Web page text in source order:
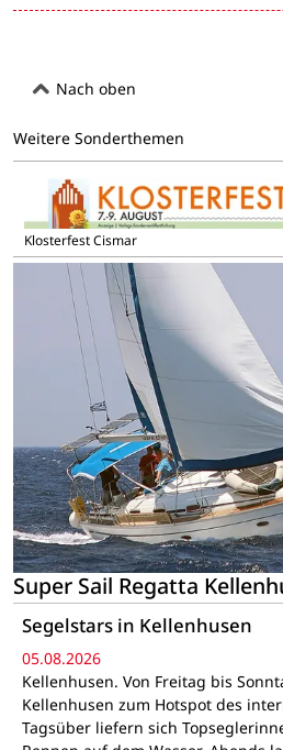
Nach oben
Weitere Sonderthemen
Klosterfest Cismar
Super Sail Regatta
Segelstars in Kellenhusen
05.08.2026
Kellenhusen. Von Freitag bis
Kellenhusen zum Hotspot des
Tagsüber liefern sich